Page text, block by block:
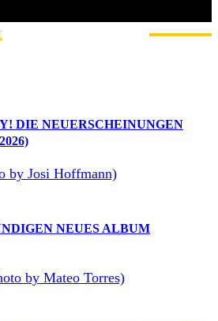
DIE NEUERSCHEINUNGEN
NEUES ALBUM